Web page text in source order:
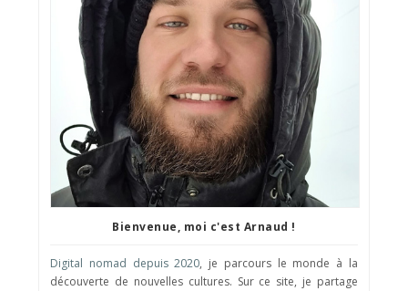
Bienvenue, moi c'est Arnaud !
Digital nomad depuis 2020, je parcours le monde à la
découverte de nouvelles cultures. Sur ce site, je partage